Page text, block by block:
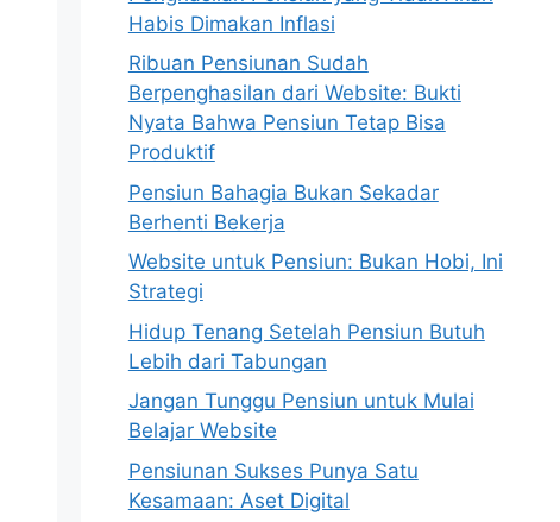
Habis Dimakan Inflasi
Ribuan Pensiunan Sudah
Berpenghasilan dari Website: Bukti
Nyata Bahwa Pensiun Tetap Bisa
Produktif
Pensiun Bahagia Bukan Sekadar
Berhenti Bekerja
Website untuk Pensiun: Bukan Hobi, Ini
Strategi
Hidup Tenang Setelah Pensiun Butuh
Lebih dari Tabungan
Jangan Tunggu Pensiun untuk Mulai
Belajar Website
Pensiunan Sukses Punya Satu
Kesamaan: Aset Digital